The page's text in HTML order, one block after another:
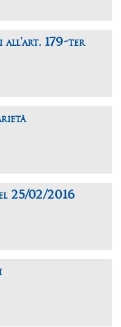
all’art. 179-ter
25/02/2016